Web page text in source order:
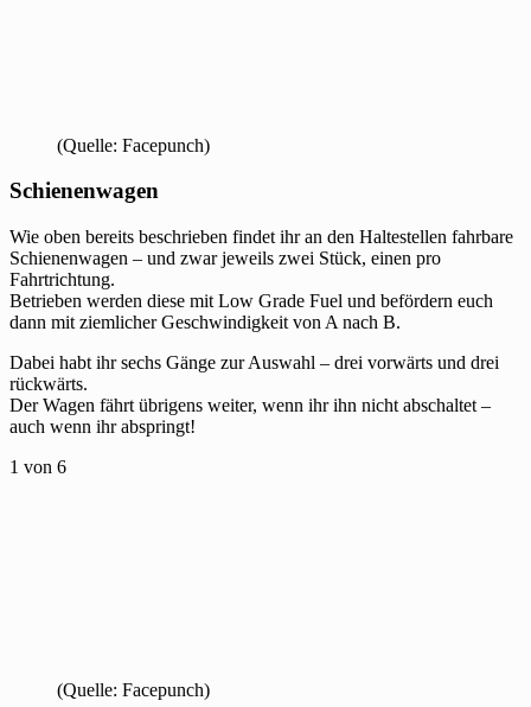
(Quelle: Facepunch)
Schienenwagen
Wie oben bereits beschrieben findet ihr an den Haltestellen fahrbare
Schienenwagen – und zwar jeweils zwei Stück, einen pro
Fahrtrichtung.
Betrieben werden diese mit Low Grade Fuel und befördern euch
dann mit ziemlicher Geschwindigkeit von A nach B.
Dabei habt ihr sechs Gänge zur Auswahl – drei vorwärts und drei
rückwärts.
Der Wagen fährt übrigens weiter, wenn ihr ihn nicht abschaltet –
auch wenn ihr abspringt!
1 von 6
(Quelle: Facepunch)